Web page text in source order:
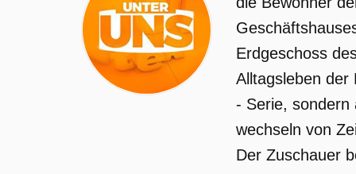
Erdgeschoss
Alltagsleben der
- Serie, sondern
wechseln von
Der Zuschauer